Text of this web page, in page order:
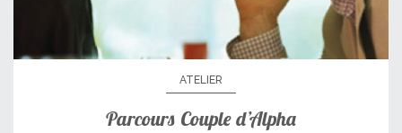
ATELIER
Parcours Couple d’Alpha